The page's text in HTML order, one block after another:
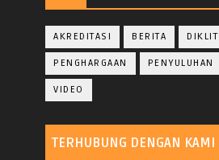
AKREDITASI BERITA DIKLIT
PENGHARGAAN PENYULUHAN
VIDEO
TERHUBUNG DENGAN KAMI